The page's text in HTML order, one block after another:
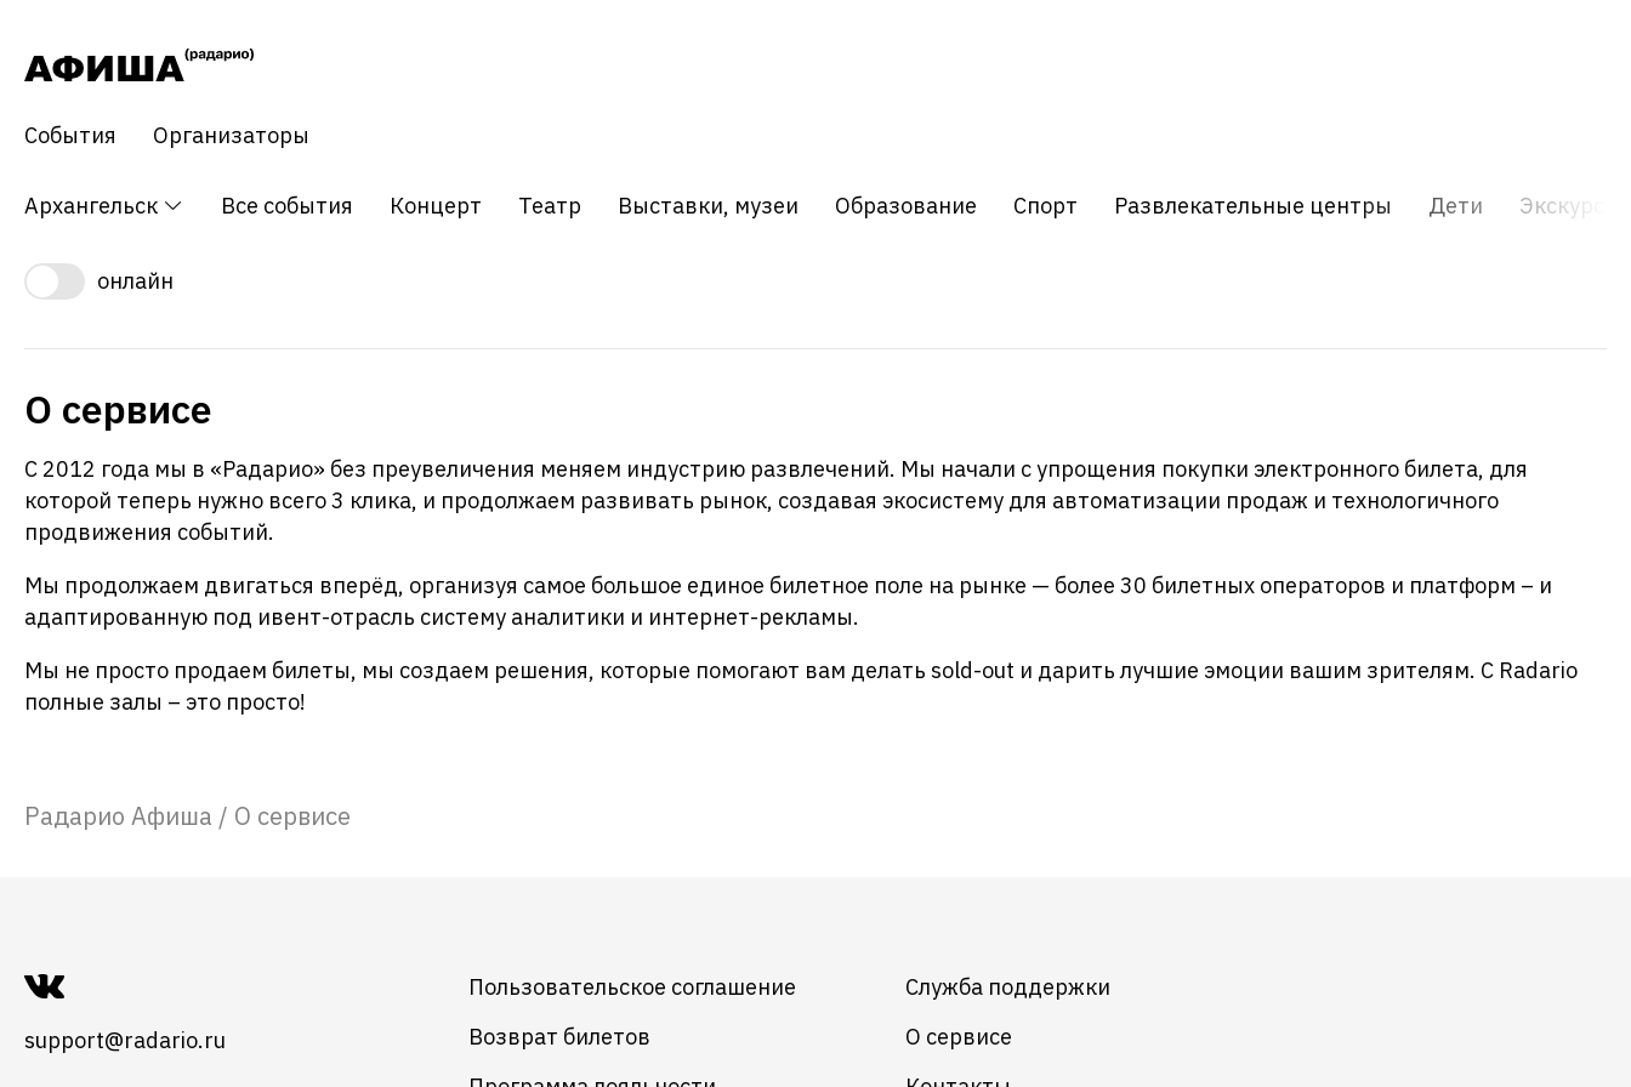
События Организаторы
Архангельск Все события Концерт Театр Выставки, музеи Образование Спорт Развлекательные центры Дети Экскурсия
онлайн
О сервисе
С 2012 года мы в «Радарио» без преувеличения меняем индустрию развлечений. Мы начали с упрощения покупки электронного билета, для
которой теперь нужно всего 3 клика, и продолжаем развивать рынок, создавая экосистему для автоматизации продаж и технологичного
продвижения событий.
Мы продолжаем двигаться вперёд, организуя самое большое единое билетное поле на рынке — более 30 билетных операторов и платформ – и
адаптированную под ивент-отрасль систему аналитики и интернет-рекламы.
Мы не просто продаем билеты, мы создаем решения, которые помогают вам делать sold-out и дарить лучшие эмоции вашим зрителям. С Radario
полные залы – это просто!
Радарио Афиша / О сервисе
support@radario.ru
Пользовательское соглашение
Возврат билетов
Служба поддержки
О сервисе